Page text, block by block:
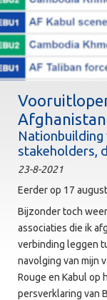
Afghanistan
stakeholders,
23-8-2021
Eerder op 17
Bijzonder toch
associaties die ik
verbinding leggen
navolging van mijn
Rouge en Kabul op
persverklaring van